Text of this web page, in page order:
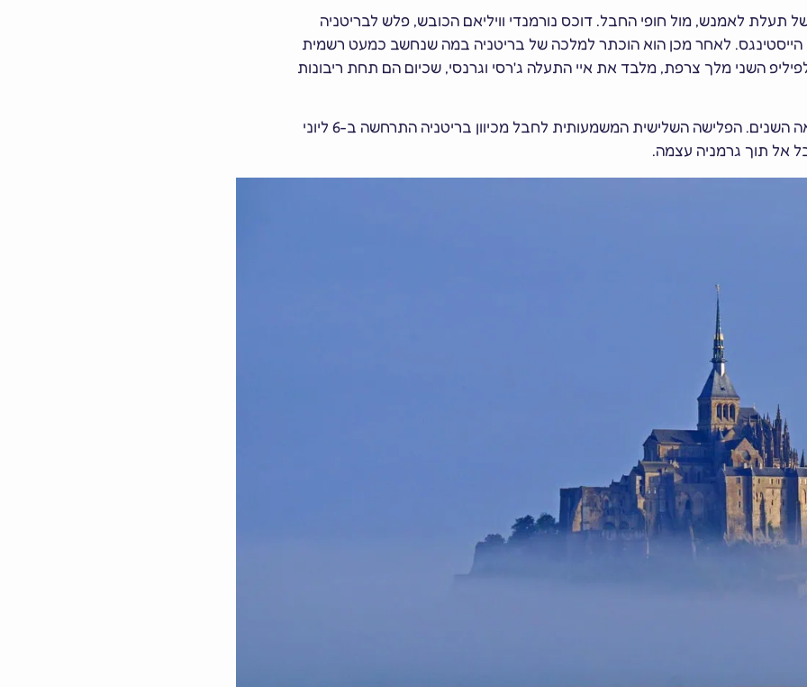
תעלת לאמנש, מול חופי החבל. דוכס נורמנדי וויליאם הכובש, פלש לבריטניה
בקרב הייסטינגס. לאחר מכן הוא הוכתר למלכה של בריטניה במה שנחשב כמעט רשמית
של הממלכה. הנורמנים איבדו את החבל במאה ה-13 לפיליפ השני מלך צרפת, מלבד את איי התעלה ג'רסי וגרנסי, שכיום הם תחת ריבונות
הבריטים פלשו לנורמנדי וכבשו חלקים ממנה במהלך מלחמת מאה השנים. הפלישה השלישית המשמעותית לחבל מכיוון בריטניה התרחשה ב-6 ליוני